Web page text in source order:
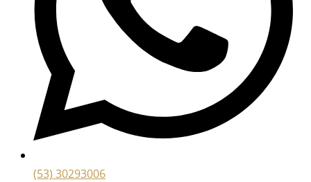
(53) 30293006